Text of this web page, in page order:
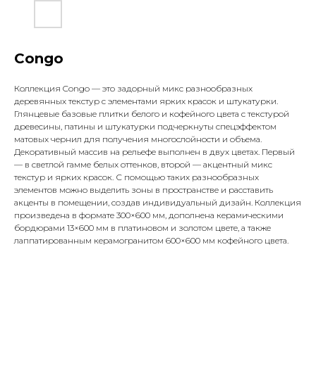
Congo
Коллекция Congo — это задорный микс разнообразных
деревянных текстур с элементами ярких красок и штукатурки.
Глянцевые базовые плитки белого и кофейного цвета с текстурой
древесины, патины и штукатурки подчеркнуты спецэффектом
матовых чернил для получения многослойности и объема.
Декоративный массив на рельефе выполнен в двух цветах. Первый
— в светлой гамме белых оттенков, второй — акцентный микс
текстур и ярких красок. С помощью таких разнообразных
элементов можно выделить зоны в пространстве и расставить
акценты в помещении, создав индивидуальный дизайн. Коллекция
произведена в формате 300×600 мм, дополнена керамическими
бордюрами 13×600 мм в платиновом и золотом цвете, а также
лаппатированным керамогранитом 600×600 мм кофейного цвета.